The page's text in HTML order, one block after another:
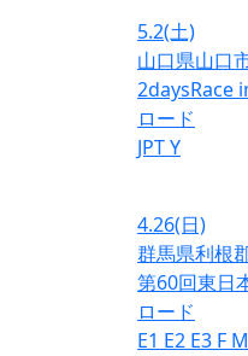
5.2(土)
山口県山口
2daysRace
ロード
JPTY
4.26(日)
群馬県利根
第60回東日
ロード
E1 E2 E3 F M